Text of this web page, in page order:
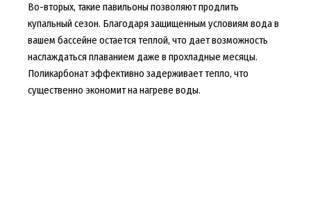
Во-вторых, такие павильоны позволяют продлить
купальный сезон. Благодаря защищенным условиям вода в
вашем бассейне остается теплой, что дает возможность
наслаждаться плаванием даже в прохладные месяцы.
Поликарбонат эффективно задерживает тепло, что
существенно экономит на нагреве воды.